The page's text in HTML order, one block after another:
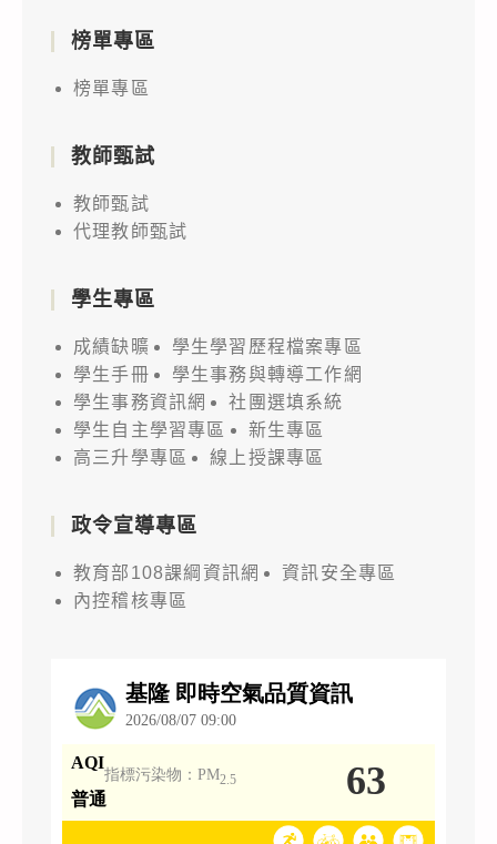
榜單專區
榜單專區
教師甄試
教師甄試
代理教師甄試
學生專區
成績缺曠
學生學習歷程檔案專區
學生手冊
學生事務與轉導工作網
學生事務資訊網
社團選填系統
學生自主學習專區
新生專區
高三升學專區
線上授課專區
政令宣導專區
教育部108課綱資訊網
資訊安全專區
內控稽核專區